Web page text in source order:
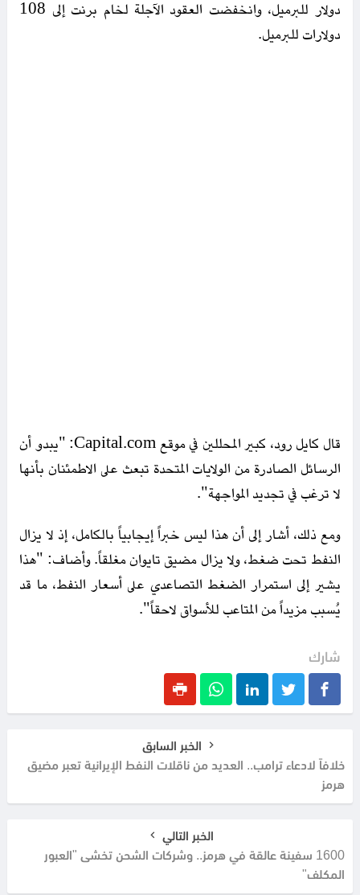
دولار للبرميل، وانخفضت العقود الآجلة لخام برنت إلى 108
دولارات للبرميل.
قال كايل رود، كبير المحللين في موقع Capital.com: "يبدو أن
الرسائل الصادرة من الولايات المتحدة تبعث على الاطمئنان بأنها
لا ترغب في تجديد المواجهة".
ومع ذلك، أشار إلى أن هذا ليس خبراً إيجابياً بالكامل، إذ لا يزال
النفط تحت ضغط، ولا يزال مضيق تايوان مغلقاً. وأضاف: "هذا
يشير إلى استمرار الضغط التصاعدي على أسعار النفط، ما قد
يُسبب مزيداً من المتاعب للأسواق لاحقاً".
شارك
الخبر السابق
خلافاً لادعاء ترامب.. العديد من ناقلات النفط الإيرانية تعبر مضيق
هرمز
الخبر التالي
1600 سفينة عالقة في هرمز.. وشركات الشحن تخشى "العبور
المكلف"